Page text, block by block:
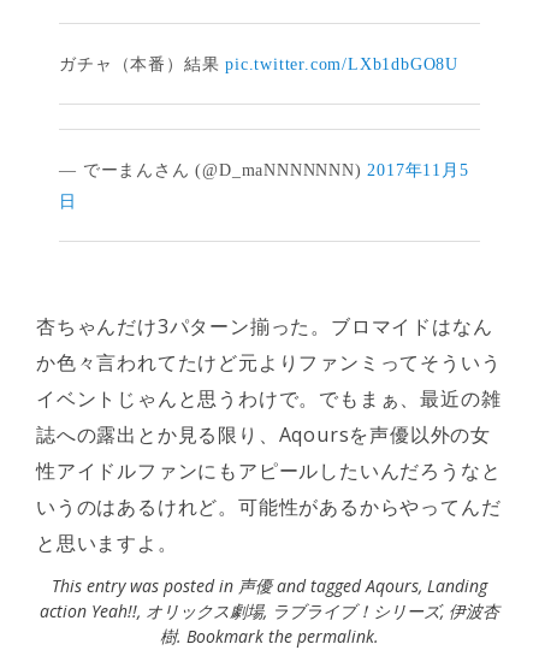
ガチャ（本番）結果pic.twitter.com/LXb1dbGO8U
— でーまんさん (@D_maNNNNNNN) 2017年11月5
日
杏ちゃんだけ3パターン揃った。ブロマイドはなん
か色々言われてたけど元よりファンミってそういう
イベントじゃんと思うわけで。でもまぁ、最近の雑
誌への露出とか見る限り、Aqoursを声優以外の女
性アイドルファンにもアピールしたいんだろうなと
いうのはあるけれど。可能性があるからやってんだ
と思いますよ。
This entry was posted in 声優and taggedAqours, Landing
action Yeah!!, オリックス劇場, ラブライブ！シリーズ, 伊波杏
樹. Bookmark the permalink.